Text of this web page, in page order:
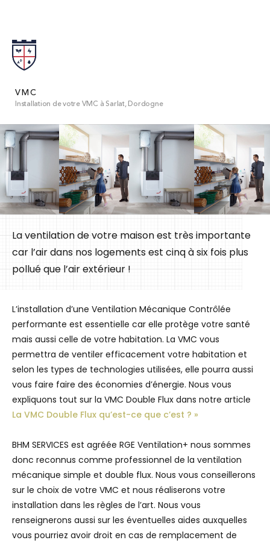
VMC
Installation de votre VMC à Sarlat, Dordogne
La ventilation de votre maison est très importante
car l’air dans nos logements est cinq à six fois plus
pollué que l’air extérieur !
L’installation d’une Ventilation Mécanique Contrôlée
performante est essentielle car elle protège votre santé
mais aussi celle de votre habitation. La VMC vous
permettra de ventiler efficacement votre habitation et
selon les types de technologies utilisées, elle pourra aussi
vous faire faire des économies d’énergie. Nous vous
expliquons tout sur la VMC Double Flux dans notre article
La VMC Double Flux qu’est-ce que c’est ? »
BHM SERVICES est agréée RGE Ventilation+ nous sommes
donc reconnus comme professionnel de la ventilation
mécanique simple et double flux. Nous vous conseillerons
sur le choix de votre VMC et nous réaliserons votre
installation dans les règles de l’art. Nous vous
renseignerons aussi sur les éventuelles aides auxquelles
vous pourriez avoir droit en cas de remplacement de